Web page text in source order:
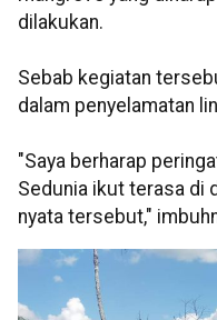
dilakukan.
Sebab kegiatan
dalam penyelamatan
"Saya berharap
Sedunia ikut terasa di
nyata tersebut,"